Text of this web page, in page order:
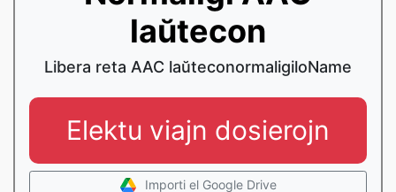
laŭtecon
Libera reta AAC laŭteconormaligiloName
Elektu viajn dosierojn
Importi el Google Drive